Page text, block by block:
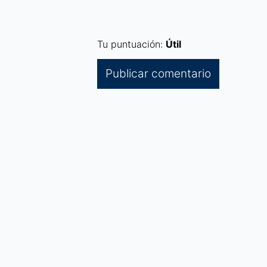
Tu puntuación: Útil